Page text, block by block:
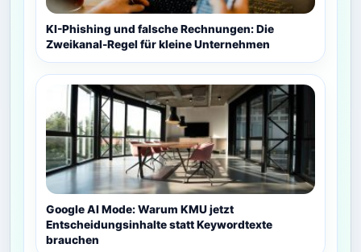
KI-Phishing und falsche Rechnungen: Die
Zweikanal-Regel für kleine Unternehmen
Google AI Mode: Warum KMU jetzt
Entscheidungsinhalte statt Keywordtexte
brauchen